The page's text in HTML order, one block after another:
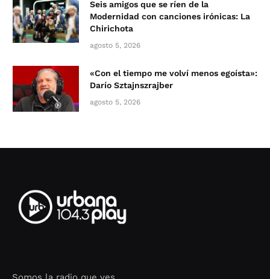
Seis amigos que se ríen de la
Modernidad con canciones irónicas: La
Chirichota
agosto 5, 2026
«Con el tiempo me volví menos egoísta»:
Darío Sztajnszrajber
agosto 5, 2026